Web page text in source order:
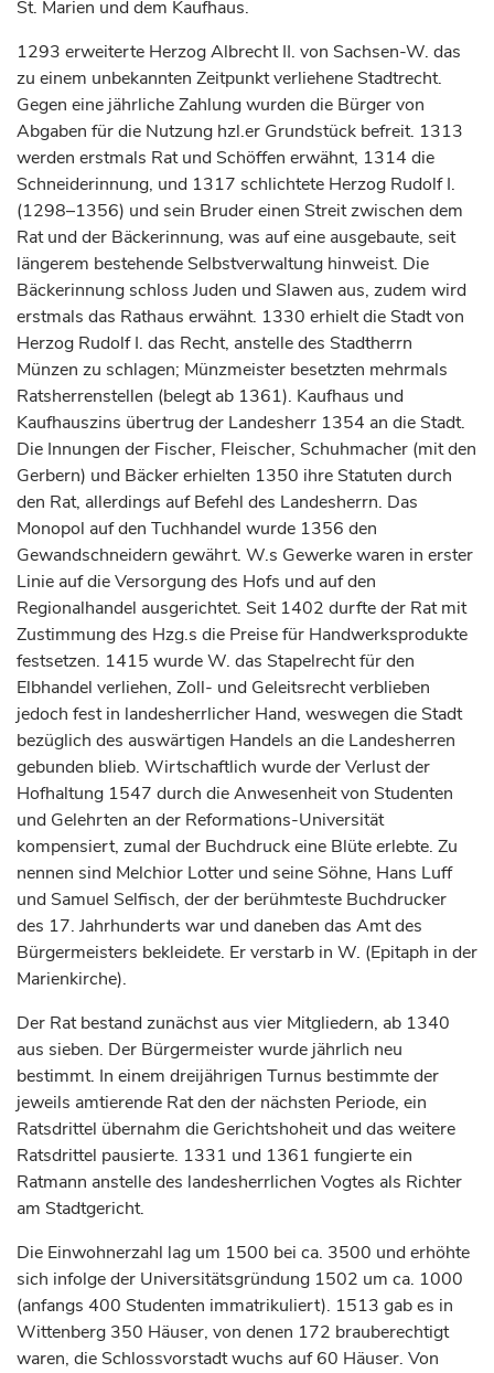
St. Marien und dem Kaufhaus.
1293 erweiterte HerzogAlbrecht II. von Sachsen-W. das
zu einem unbekannten Zeitpunkt verliehene Stadtrecht.
Gegen eine jährliche Zahlung wurden die Bürger von
Abgaben für die Nutzung hzl.er Grundstück befreit. 1313
werden erstmals Rat und Schöffen erwähnt, 1314 die
Schneiderinnung, und 1317 schlichtete Herzog Rudolf I.
(1298–1356) und sein Bruder einen Streit zwischen dem
Rat und der Bäckerinnung, was auf eine ausgebaute, seit
längerem bestehende Selbstverwaltung hinweist. Die
Bäckerinnung schloss Juden und Slawen aus, zudem wird
erstmals das Rathaus erwähnt. 1330 erhielt die Stadt von
Herzog Rudolf I. das Recht, anstelle des Stadtherrn
Münzen zu schlagen; Münzmeister besetzten mehrmals
Ratsherrenstellen (belegt ab 1361). Kaufhaus und
Kaufhauszins übertrug der Landesherr 1354 an die Stadt.
Die Innungen der Fischer, Fleischer, Schuhmacher (mit den
Gerbern) und Bäcker erhielten 1350 ihre Statuten durch
den Rat, allerdings auf Befehl des Landesherrn. Das
Monopol auf den Tuchhandel wurde 1356 den
Gewandschneidern gewährt. W.s Gewerke waren in erster
Linie auf die Versorgung des Hofs und auf den
Regionalhandel ausgerichtet. Seit 1402 durfte der Rat mit
Zustimmung des Hzg.s die Preise für Handwerksprodukte
festsetzen. 1415 wurde W. das Stapelrecht für den
Elbhandel verliehen, Zoll- und Geleitsrecht verblieben
jedoch fest in landesherrlicher Hand, weswegen die Stadt
bezüglich des auswärtigen Handels an die Landesherren
gebunden blieb. Wirtschaftlich wurde der Verlust der
Hofhaltung 1547 durch die Anwesenheit von Studenten
und Gelehrten an der Reformations-Universität
kompensiert, zumal der Buchdruck eine Blüte erlebte. Zu
nennen sind Melchior Lotter und seine Söhne, Hans Luff
und Samuel Selfisch, der der berühmteste Buchdrucker
des 17. Jahrhunderts war und daneben das Amt des
Bürgermeisters bekleidete. Er verstarb in W. (Epitaph in der
Marienkirche).
Der Rat bestand zunächst aus vier Mitgliedern, ab 1340
aus sieben. Der Bürgermeister wurde jährlich neu
bestimmt. In einem dreijährigen Turnus bestimmte der
jeweils amtierende Rat den der nächsten Periode, ein
Ratsdrittel übernahm die Gerichtshoheit und das weitere
Ratsdrittel pausierte. 1331 und 1361 fungierte ein
Ratmann anstelle des landesherrlichen Vogtes als Richter
am Stadtgericht.
Die Einwohnerzahl lag um 1500 bei ca. 3500 und erhöhte
sich infolge der Universitätsgründung 1502 um ca. 1000
(anfangs 400 Studenten immatrikuliert). 1513 gab es in
Wittenberg 350 Häuser, von denen 172 brauberechtigt
waren, die Schlossvorstadt wuchs auf 60 Häuser. Von